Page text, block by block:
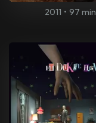
2011 • 97 min